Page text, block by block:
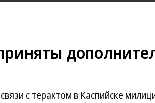
с терактом в Каспийске